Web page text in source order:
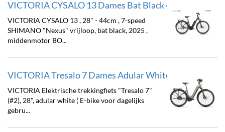
VICTORIA CYSALO 13 Dames Bat Black 44cm 2025
VICTORIA CYSALO 13 , 28" - 44cm , 7-speed
SHIMANO "Nexus" vrijloop, bat black, 2025 ,
middenmotor BO...
VICTORIA Tresalo 7 Dames Adular White 52cm 2026
VICTORIA Elektrische trekkingfiets "Tresalo 7"
(#2), 28", adular white ¦ E-bike voor dagelijks
gebru...